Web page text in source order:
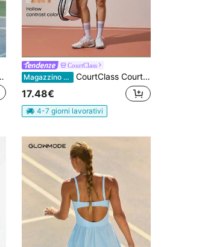
rapida, assorbimento dell'umidità, adatto per primavera ed estate
CourtClass
Magazzino EU CourtClass CourtClass Abito sportivo aderente con taglio sulla schiena, outfit da golf snellente per donne
17.48€
4-7 giorni lavorativi